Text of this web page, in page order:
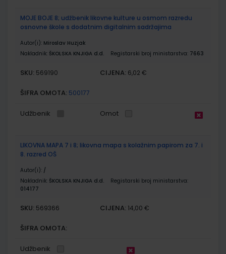
MOJE BOJE 8; udžbenik likovne kulture u osmom razredu
osnovne škole s dodatnim digitalnim sadržajima
Autor(i): Miroslav Huzjak
Nakladnik: ŠKOLSKA KNJIGA d.d. Registarski broj ministarstva: 7663
SKU: 569190 CIJENA: 6,02 €
ŠIFRA OMOTA: 500177
Udžbenik Omot
LIKOVNA MAPA 7 i 8; likovna mapa s kolažnim papirom za 7. i
8. razred OŠ
Autor(i): /
Nakladnik: ŠKOLSKA KNJIGA d.d.
Registarski broj ministarstva:
014177
SKU: 569366 CIJENA: 14,00 €
ŠIFRA OMOTA:
Udžbenik